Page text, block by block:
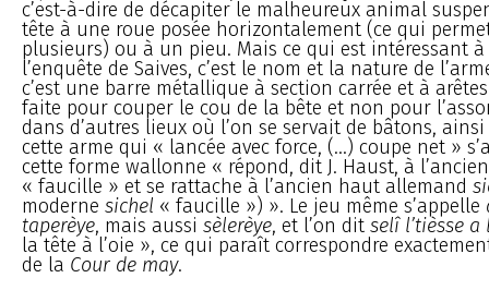
c’est-à-dire de décapiter le malheureux animal
tête à une roue posée horizontalement (ce qui
plusieurs) ou à un pieu. Mais ce qui est intéressant
l’enquête de Saives, c’est le nom et la nature de
c’est une barre métallique à section carrée et à
faite pour couper le cou de la bête et non pour
dans d’autres lieux où l’on se servait de bâtons,
cette arme qui « lancée avec force, (...) coupe net »
cette forme wallonne « répond, dit J. Haust, à
« faucille » et se rattache à l’ancien haut allemand
moderne sichel « faucille ») ». Le jeu même s’appelle
taperèye, mais aussi sèlerèye, et l’on dit selî l’tièsse a
la tête à l’oie », ce qui paraît correspondre
de la Cour de may.